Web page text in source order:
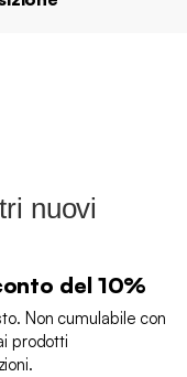
nuovi
del 10%
Non cumulabile con
prodotti